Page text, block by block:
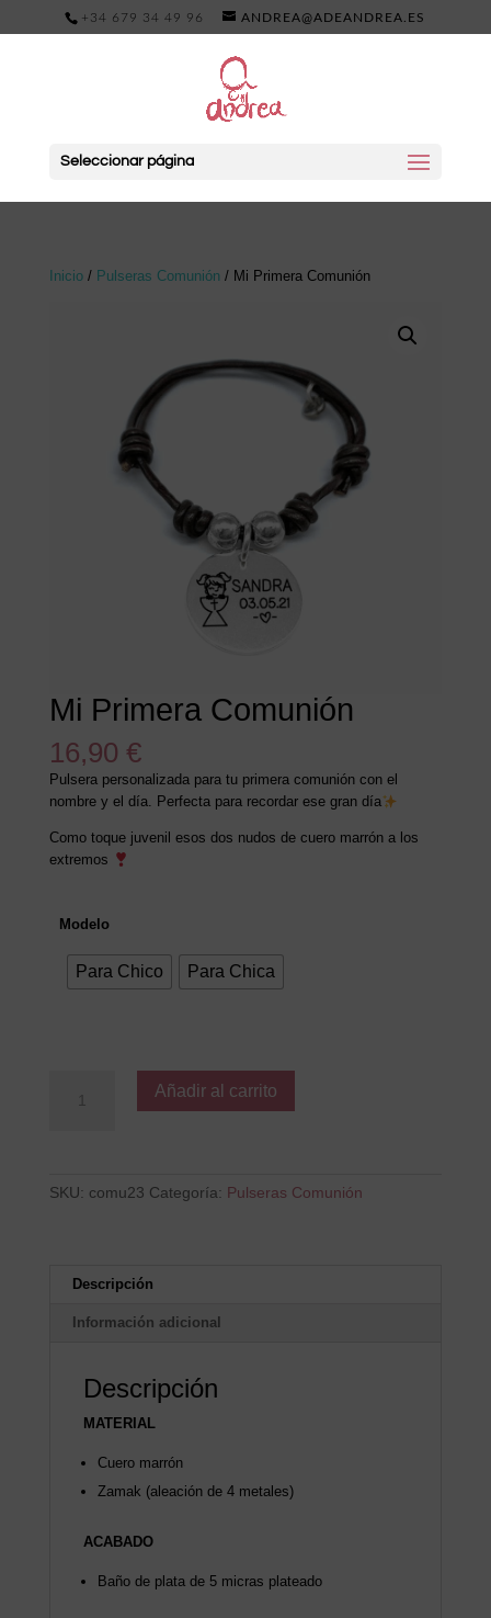
+34 679 34 49 96 ANDREA@ADEANDREA.ES
Seleccionar página
Inicio/ Pulseras Comunión/ Mi Primera Comunión
Mi Primera Comunión
16,90 €
Pulsera personalizada para tu primera comunión con el
nombre y el día. Perfecta para recordar ese gran día
Como toque juvenil esos dos nudos de cuero marrón a los
extremos
Modelo
Para Chico Para Chica
Primera
Añadir al carrito
SKU: comu23 Categoría: Pulseras Comunión
Descripción
Información adicional
Descripción
MATERIAL
Cuero marrón
Zamak (aleación de 4 metales)
ACABADO
Baño de plata de 5 micras plateado